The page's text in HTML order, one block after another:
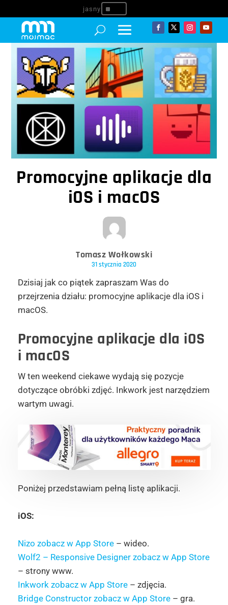
^
Promocyjne aplikacje dla
iOS i macOS
Tomasz Wołkowski
31 stycznia 2020
Dzisiaj jak co piątek zapraszam Was do
przejrzenia działu: promocyjne aplikacje dla iOS i
macOS.
Promocyjne aplikacje dla iOS
i macOS
W ten weekend ciekawe wydają się pozycje
dotyczące obróbki zdjęć. Inkwork jest narzędziem
wartym uwagi.
Poniżej przedstawiam pełną listę aplikacji.
iOS:
Nizo zobacz w App Store– wideo.
Wolf2 – Responsive Designer zobacz w App Store
– strony www.
Inkwork zobacz w App Store– zdjęcia.
Bridge Constructor zobacz w App Store– gra.